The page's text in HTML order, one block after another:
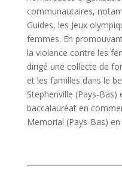
communautaires,
Guides, les Jeux
femmes. En
la violence contre les
dirigé une collecte de
et les familles dans le
Stephenville (Pays-
baccalauréat en
Memorial (Pays-Bas)